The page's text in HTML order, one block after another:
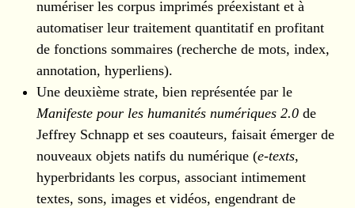
numériser les corpus imprimés préexistant et à
automatiser leur traitement quantitatif en profitant
de fonctions sommaires (recherche de mots, index,
annotation, hyperliens).
Une deuxième strate, bien représentée par le
Manifeste pour les humanités numériques 2.0de
Jeffrey Schnapp et ses coauteurs, faisait émerger de
nouveaux objets natifs du numérique (e-texts,
hyperbridants les corpus, associant intimement
textes, sons, images et vidéos, engendrant de